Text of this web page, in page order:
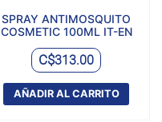
SPRAY ANTIMOSQUITO
COSMETIC 100ML IT-EN
C$313.00
AÑADIR AL CARRITO